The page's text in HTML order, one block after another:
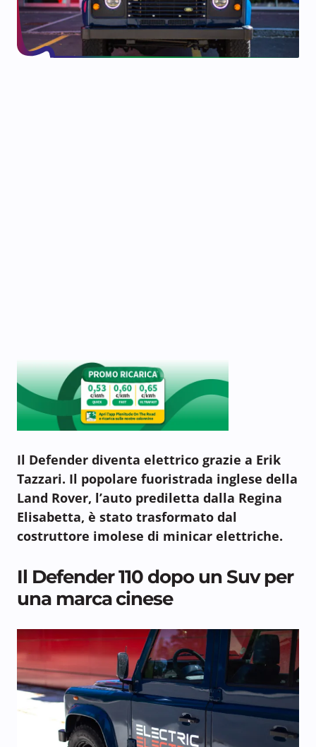
Il Defender diventa elettrico grazie a Erik
Tazzari. Il popolare fuoristrada inglese della
Land Rover, l’auto prediletta dalla Regina
Elisabetta, è stato trasformato dal
costruttore imolese di minicar elettriche.
Il Defender 110 dopo un Suv per
una marca cinese